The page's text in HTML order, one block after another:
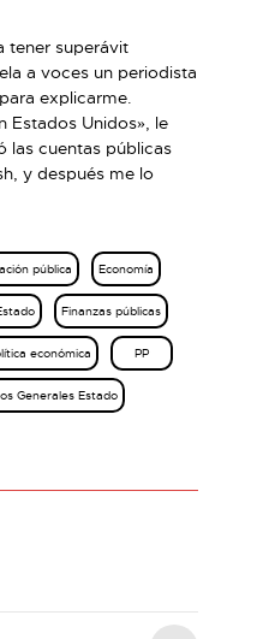
tener superávit
a voces un periodista
explicarme.
Estados Unidos», le
las cuentas públicas
y después me lo
pública Economía
Finanzas públicas
económica PP
Generales Estado